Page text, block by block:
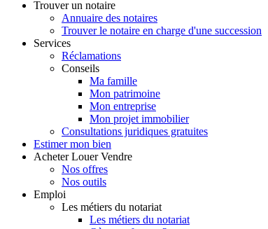
Trouver un notaire
Annuaire des notaires
Trouver le notaire en charge d'une succession
Services
Réclamations
Conseils
Ma famille
Mon patrimoine
Mon entreprise
Mon projet immobilier
Consultations juridiques gratuites
Estimer mon bien
Acheter Louer Vendre
Nos offres
Nos outils
Emploi
Les métiers du notariat
Les métiers du notariat